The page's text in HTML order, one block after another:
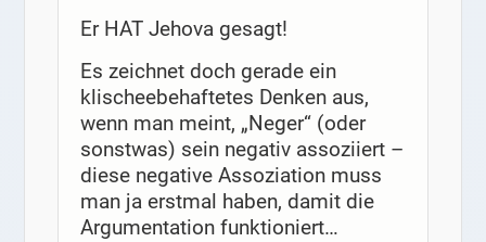
Er HAT Jehova gesagt!
Es zeichnet doch gerade ein
klischeebehaftetes Denken aus,
wenn man meint, „Neger“ (oder
sonstwas) sein negativ assoziiert –
diese negative Assoziation muss
man ja erstmal haben, damit die
Argumentation funktioniert…